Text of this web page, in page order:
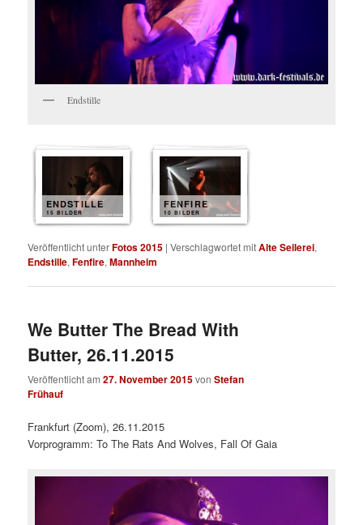
Endstille
ENDSTILLE
15 BILDER
FENFIRE
10 BILDER
Veröffentlicht unterFotos 2015 |Verschlagwortet mitAlte Seilerei,
Endstille,Fenfire,Mannheim
We Butter The Bread With
Butter, 26.11.2015
Veröffentlicht am27. November 2015vonStefan
Frühauf
Frankfurt (Zoom), 26.11.2015
Vorprogramm: To The Rats And Wolves, Fall Of Gaia